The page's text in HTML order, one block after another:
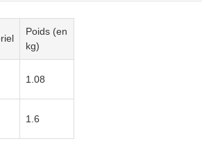
Poids (en
kg)
1.08
1.6